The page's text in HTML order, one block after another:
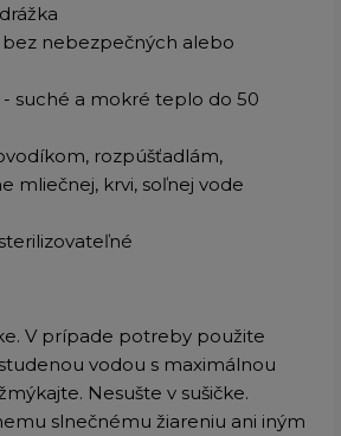
nebezpečných alebo
suché a mokré teplo do 50
rozpúšťadlám,
mliečnej, krvi, soľnej vode
V prípade potreby použite
vodou s maximálnou
Nesušte v sušičke.
slnečnému žiareniu ani iným